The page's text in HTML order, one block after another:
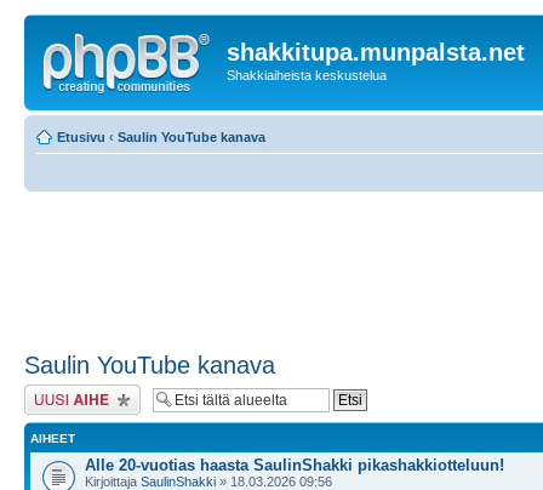
shakkitupa.munpalsta.net
Shakkiaiheista keskustelua
Etusivu ‹ Saulin YouTube kanava
Saulin YouTube kanava
Lähetä uusi viesti
AIHEET
Alle 20-vuotias haasta SaulinShakki pikashakkiotteluun!
Kirjoittaja SaulinShakki » 18.03.2026 09:56